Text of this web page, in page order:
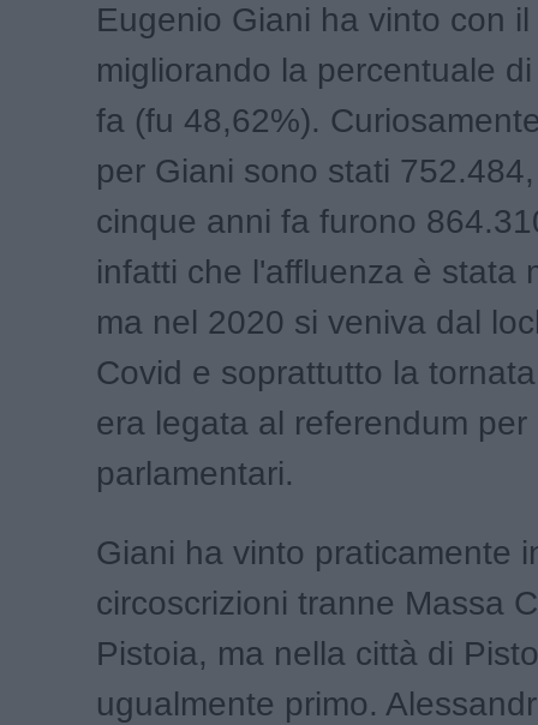
Eugenio Giani ha vinto con
migliorando la percentuale
fa (fu 48,62%).
per Giani sono stati
cinque anni fa furono
infatti che l'affluenza è stata
ma nel 2020 si veniva dal
Covid e soprattutto la
era legata al referendum per
parlamentari.
Giani ha vinto praticamente
circoscrizioni tranne Massa
Pistoia, ma nella città di
ugualmente primo.